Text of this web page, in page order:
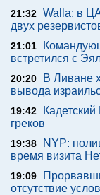
21:32 Walla: в
двух
21:01
встретился с
20:20
В Ливане
вывода
19:42
греков
19:38
NYP:
время визита
19:09
отсутствие